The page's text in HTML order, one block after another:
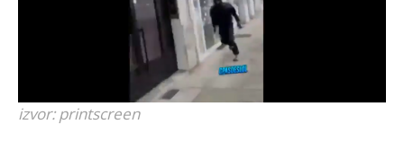
izvor: printscreen